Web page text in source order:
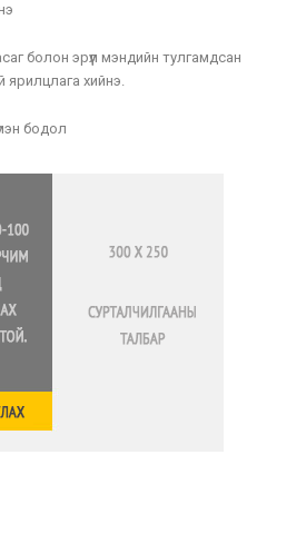
болон эрүүл мэндийн тулгамдсан
ярилцлага хийнэ.
бодол